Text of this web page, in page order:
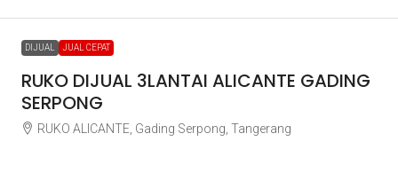
DIJUAL JUAL CEPAT
RUKO DIJUAL 3LANTAI ALICANTE GADING
SERPONG
RUKO ALICANTE, Gading Serpong, Tangerang